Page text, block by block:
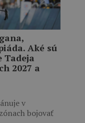
Aké sú
Tadeja
2027 a
v
bojovať